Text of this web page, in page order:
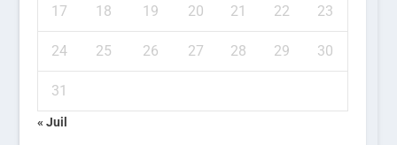
17 18 19 20 21 22 23
24 25 26 27 28 29 30
31
« Juil